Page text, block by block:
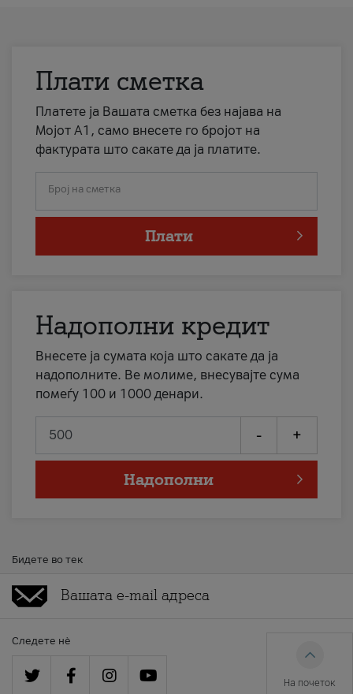
Плати сметка
Платете ја Вашата сметка без најава на
Мојот А1, само внесете го бројот на
фактурата што сакате да ја платите.
Број на сметка
Плати
Надополни кредит
Внесете ја сумата која што сакате да ја
надополните. Ве молиме, внесувајте сума
помеѓу 100 и 1000 денари.
- +
Надополни
Бидете во тек
Следете нè
На почеток